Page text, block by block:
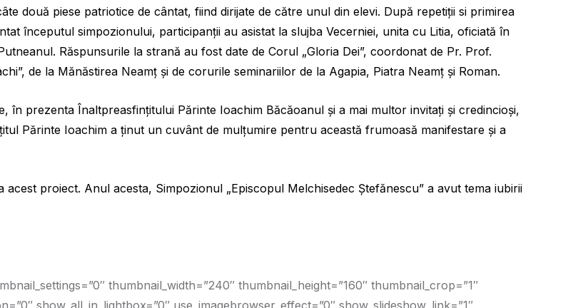
două piese patriotice de cântat, fiind dirijate de către unul din elevi. După repetiții si primirea
începutul simpozionului, participanții au asistat la slujba Vecerniei, unita cu Litia, oficiată în
Răspunsurile la strană au fost date de Corul „Gloria Dei”, coordonat de Pr. Prof.
de la Mănăstirea Neamț și de corurile seminariilor de la Agapia, Piatra Neamț și Roman.
în prezenta Înaltpreasfințitului Părinte Ioachim Băcăoanul și a mai multor invitați și credincioși,
Părinte Ioachim a ținut un cuvânt de mulțumire pentru această frumoasă manifestare și a
proiect. Anul acesta, Simpozionul „Episcopul Melchisedec Ștefănescu” a avut tema iubirii
thumbnail_width=”240″ thumbnail_height=”160″ thumbnail_crop=”1″